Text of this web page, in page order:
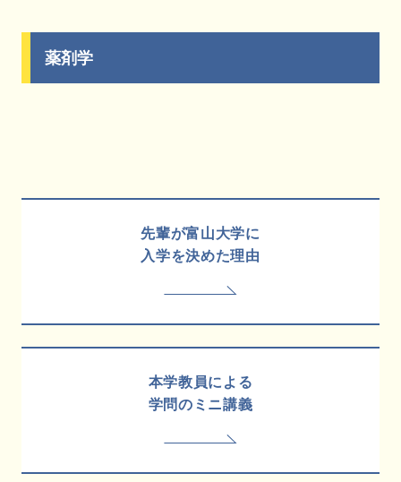
薬剤学
先輩が富山大学に
入学を決めた理由
本学教員による
学問のミニ講義